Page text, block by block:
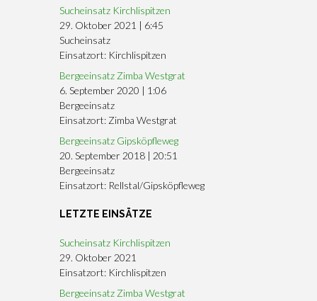
Sucheinsatz Kirchlispitzen
29. Oktober 2021 | 6:45
Sucheinsatz
Einsatzort: Kirchlispitzen
Bergeeinsatz Zimba Westgrat
6. September 2020 | 1:06
Bergeeinsatz
Einsatzort: Zimba Westgrat
Bergeeinsatz Gipsköpfleweg
20. September 2018 | 20:51
Bergeeinsatz
Einsatzort: Rellstal/Gipsköpfleweg
LETZTE EINSÄTZE
Sucheinsatz Kirchlispitzen
29. Oktober 2021
Einsatzort: Kirchlispitzen
Bergeeinsatz Zimba Westgrat